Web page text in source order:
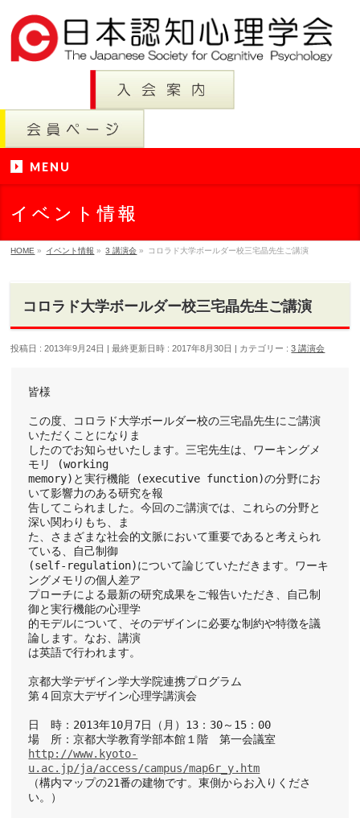
MENU
イベント情報
HOME » イベント情報 » 3 講演会 » コロラド大学ボールダー校三宅晶先生ご講演
コロラド大学ボールダー校三宅晶先生ご講演
投稿日 : 2013年9月24日 最終更新日時 : 2017年8月30日 カテゴリー :3 講演会
皆様
この度、コロラド大学ボールダー校の三宅晶先生にご講演
いただくことになりま
したのでお知らせいたします。三宅先生は、ワーキングメ
モリ (working
memory)と実行機能 (executive function)の分野にお
いて影響力のある研究を報
告してこられました。今回のご講演では、これらの分野と
深い関わりもち、ま
た、さまざまな社会的文脈において重要であると考えられ
ている、自己制御
(self-regulation)について論じていただきます。ワーキ
ングメモリの個人差ア
プローチによる最新の研究成果をご報告いただき、自己制
御と実行機能の心理学
的モデルについて、そのデザインに必要な制約や特徴を議
論します。なお、講演
は英語で行われます。
京都大学デザイン学大学院連携プログラム
第４回京大デザイン心理学講演会
日　時：2013年10月7日（月）13：30～15：00
場　所：京都大学教育学部本館１階　第一会議室
http://www.kyoto-
u.ac.jp/ja/access/campus/map6r_y.htm
（構内マップの21番の建物です。東側からお入りくださ
い。）